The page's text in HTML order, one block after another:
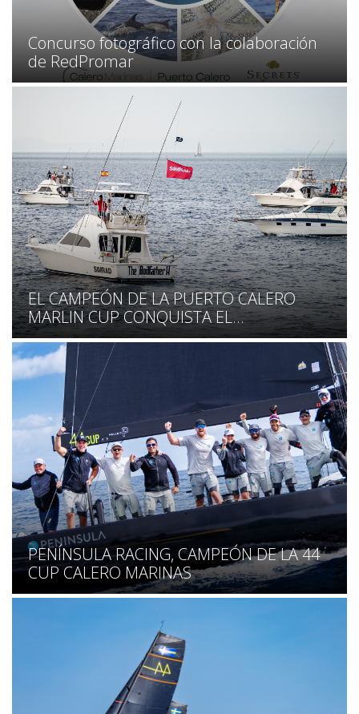
Concurso fotográfico con la colaboración
de RedPromar
EL CAMPEÓN DE LA PUERTO CALERO
MARLIN CUP CONQUISTA EL...
PENÍNSULA RACING, CAMPEÓN DE LA 44
CUP CALERO MARINAS